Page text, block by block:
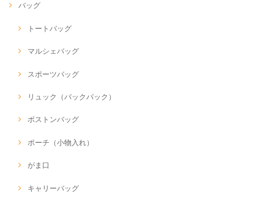
バッグ
トートバッグ
マルシェバッグ
スポーツバッグ
リュック（バックパック）
ボストンバッグ
ポーチ（小物入れ）
がま口
キャリーバッグ